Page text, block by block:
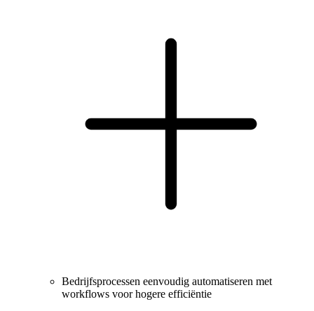
Bedrijfsprocessen eenvoudig automatiseren met
workflows voor hogere efficiëntie